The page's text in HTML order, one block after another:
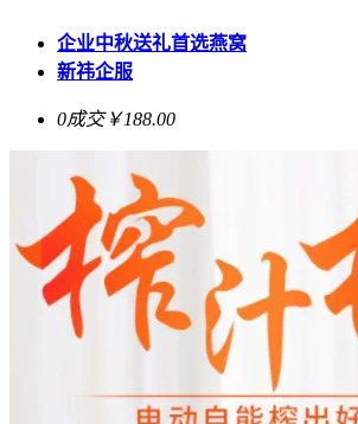
企业中秋送礼首选燕窝
新祎企服
0成交￥188.00